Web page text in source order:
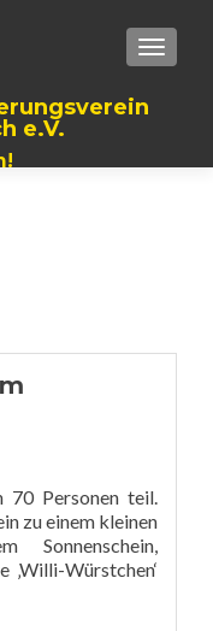
e.V.
70 Personen teil.
zu einem kleinen
Sonnenschein,
‚Willi-Würstchen‘